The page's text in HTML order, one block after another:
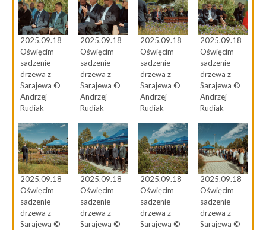
2025.09.18
Oświęcim
sadzenie
drzewa z
Sarajewa ©
Andrzej
Rudiak
2025.09.18
Oświęcim
sadzenie
drzewa z
Sarajewa ©
Andrzej
Rudiak
2025.09.18
Oświęcim
sadzenie
drzewa z
Sarajewa ©
Andrzej
Rudiak
2025.09.18
Oświęcim
sadzenie
drzewa z
Sarajewa ©
Andrzej
Rudiak
2025.09.18
Oświęcim
sadzenie
drzewa z
Sarajewa ©
2025.09.18
Oświęcim
sadzenie
drzewa z
Sarajewa ©
2025.09.18
Oświęcim
sadzenie
drzewa z
Sarajewa ©
2025.09.18
Oświęcim
sadzenie
drzewa z
Sarajewa ©